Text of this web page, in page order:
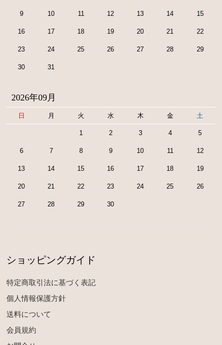
9 10 11 12 13 14 15
16 17 18 19 20 21 22
23 24 25 26 27 28 29
30 31
2026年09月
日 月 火 水 木 金 土
1 2 3 4 5
6 7 8 9 10 11 12
13 14 15 16 17 18 19
20 21 22 23 24 25 26
27 28 29 30
ショッピングガイド
特定商取引法に基づく表記
個人情報保護方針
送料について
会員規約